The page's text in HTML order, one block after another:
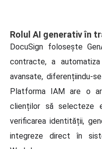
Rolul AI generativ în
DocuSign folosește
contracte, a
avansate, diferențiindu-
Platforma IAM are o
clienților să selecteze
verificarea identității,
integreze direct în